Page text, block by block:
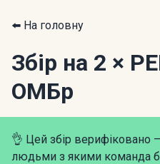
⬅️ На головну
Збір на 2 ×
ОМБр
👌 Цей збір верифіковано
людьми з якими команда